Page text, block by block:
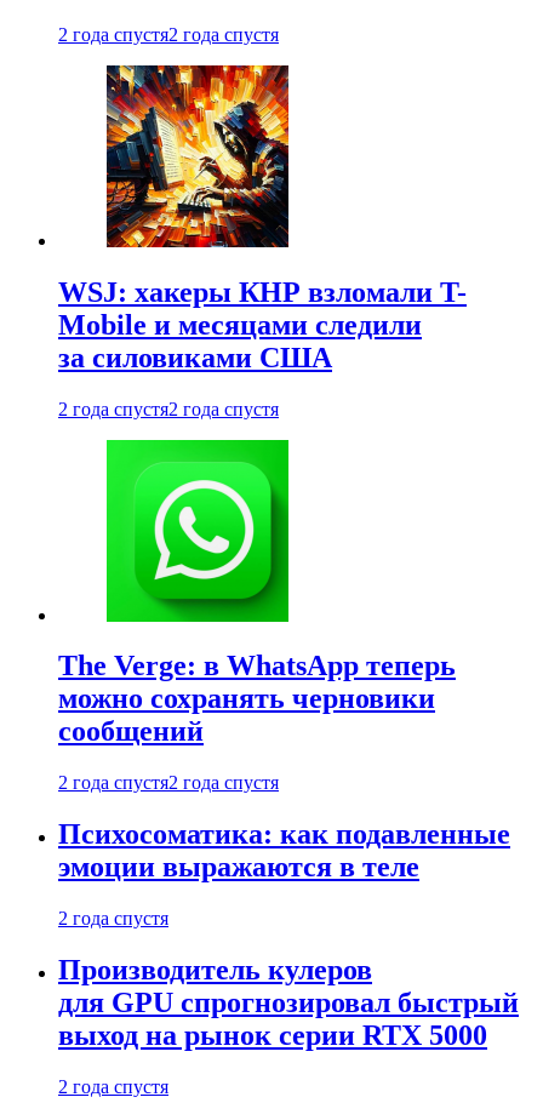
2 года спустя2 года спустя
WSJ: хакеры КНР взломали T-
Mobile и месяцами следили
за силовиками США
2 года спустя2 года спустя
The Verge: в WhatsApp теперь
можно сохранять черновики
сообщений
2 года спустя2 года спустя
Психосоматика: как подавленные
эмоции выражаются в теле
2 года спустя
Производитель кулеров
для GPU спрогнозировал быстрый
выход на рынок серии RTX 5000
2 года спустя